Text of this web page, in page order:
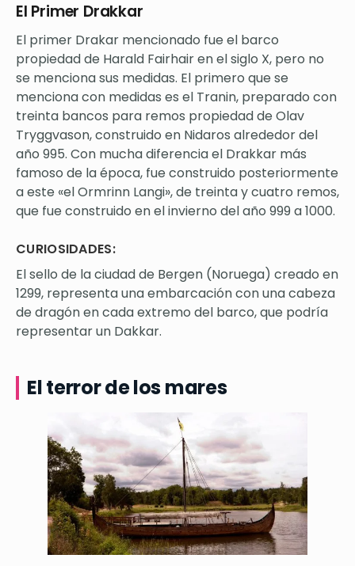
El Primer Drakkar
El primer Drakar mencionado fue el barco
propiedad de Harald Fairhair en el siglo X, pero no
se menciona sus medidas. El primero que se
menciona con medidas es el Tranin, preparado con
treinta bancos para remos propiedad de Olav
Tryggvason, construido en Nidaros alrededor del
año 995. Con mucha diferencia el Drakkar más
famoso de la época, fue construido posteriormente
a este «el Ormrinn Langi», de treinta y cuatro remos,
que fue construido en el invierno del año 999 a 1000.
CURIOSIDADES:
El sello de la ciudad de Bergen (Noruega) creado en
1299, representa una embarcación con una cabeza
de dragón en cada extremo del barco, que podría
representar un Dakkar.
El terror de los mares